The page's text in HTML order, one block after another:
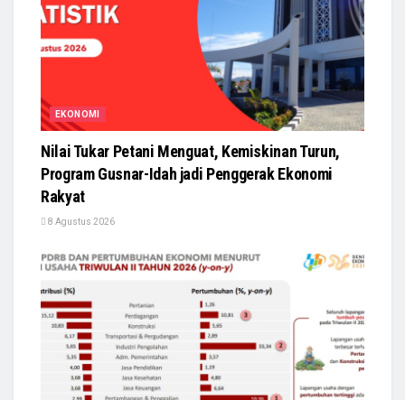
EKONOMI
Nilai Tukar Petani Menguat, Kemiskinan Turun,
Program Gusnar-Idah jadi Penggerak Ekonomi
Rakyat
8 Agustus 2026